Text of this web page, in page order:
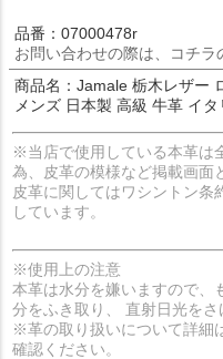
品番：07000478r
お問い合わせの際は、コチラ
商品名：Jamale 栃木レザー
メンズ 日本製 高級 牛革 イ
※当店で使用している本革は
為、皮革の模様など掲載画面
皮革に関してはワシントン条
しています。
※使用上の注意
本革は水分を嫌いますので、
分をふき取り、 直射日光をさ
※革の取り扱いについて詳細
確認ください。